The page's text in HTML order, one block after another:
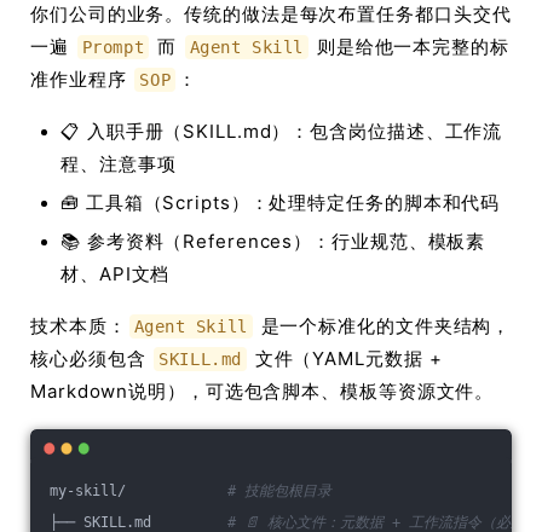
你们公司的业务。传统的做法是每次布置任务都口头交代
一遍
Prompt 而 Agent Skill
则是给他一本完整的标
准作业程序
SOP ：
📋 入职手册（SKILL.md）：包含岗位描述、工作流
程、注意事项
🧰 工具箱（Scripts）：处理特定任务的脚本和代码
📚 参考资料（References）：行业规范、模板素
材、API文档
技术本质： Agent Skill
是一个标准化的文件夹结构，
核心必须包含
SKILL.md
文件（YAML元数据 +
Markdown说明），可选包含脚本、模板等资源文件。
my-skill/ # 技能包根目录
├── SKILL.md # 📄 核心文件：元数据 + 工作流指令（必须）